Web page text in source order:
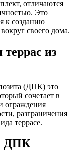
отличаются
Это
к созданию
своего дома.
из
(ДПК) это
сочетает в
ограждения
разграничения
террасе.
ДПК